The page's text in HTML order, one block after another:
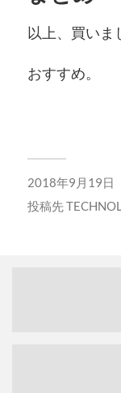
以上、買いま
おすすめ。
2018年9月19日
投稿先